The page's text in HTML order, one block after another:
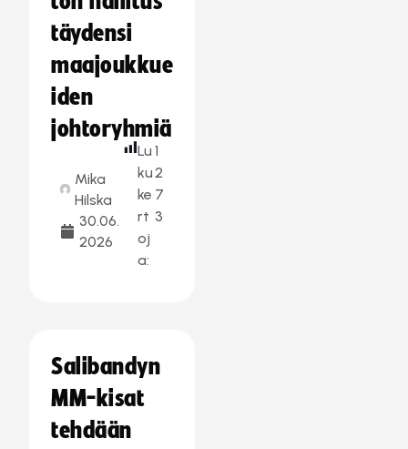
täydensi
maajoukkue
iden
johtoryhmiä
Mika
Hilska
30.06.
2026
Lu
ku
ke
rt
oj
a:
1
2
7
3
Salibandyn
MM-kisat
tehdään